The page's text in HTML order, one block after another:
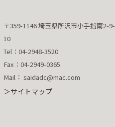
〒359-1146 埼玉県所沢市小手指南2-9-
10
Tel：04-2948-3520
Fax：04-2949-0365
Mail： saidadc@mac.com
＞サイトマップ